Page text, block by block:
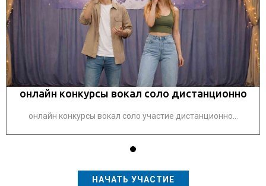
онлайн конкурсы вокал соло дистанционно
онлайн конкурсы вокал соло участие дистанционно...
НАЧАТЬ УЧАСТИЕ